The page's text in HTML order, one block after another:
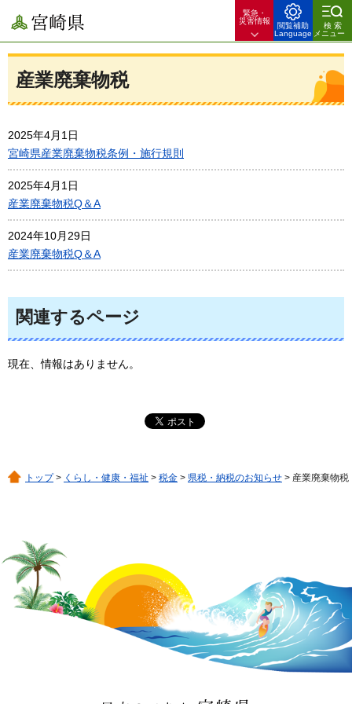
宮崎県
緊急・
災害情報
閲覧補助
Language
検索
メニュー
産業廃棄物税
2025年4月1日
宮崎県産業廃棄物税条例・施行規則
2025年4月1日
産業廃棄物税Q＆A
2024年10月29日
産業廃棄物税Q＆A
関連するページ
現在、情報はありません。
トップ> くらし・健康・福祉 > 税金 > 県税・納税のお知らせ > 産業廃棄物税